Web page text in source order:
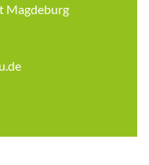
Magdeburg